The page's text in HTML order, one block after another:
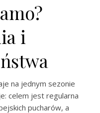
i
na jednym sezonie
celem jest regularna
pucharów, a